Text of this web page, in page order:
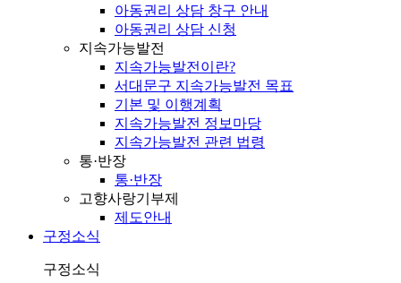
아동권리 상담 창구 안내
아동권리 상담 신청
지속가능발전
지속가능발전이란?
서대문구 지속가능발전 목표
기본 및 이행계획
지속가능발전 정보마당
지속가능발전 관련 법령
통·반장
통·반장
고향사랑기부제
제도안내
구정소식
구정소식